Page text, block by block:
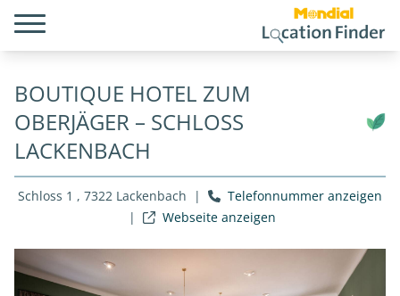
BOUTIQUE HOTEL ZUM
OBERJÄGER – SCHLOSS
LACKENBACH
Schloss 1 , 7322 Lackenbach |
Telefonnummer anzeigen
|
Webseite anzeigen